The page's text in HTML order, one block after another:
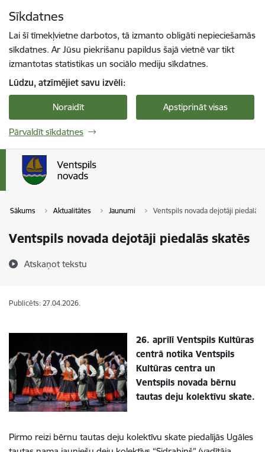
Sīkdatnes
Lai šī tīmekļvietne darbotos, tā izmanto obligāti nepieciešamās
sīkdatnes. Ar Jūsu piekrišanu papildus šajā vietnē var tikt
izmantotas statistikas un sociālo mediju sīkdatnes.
Lūdzu, atzīmējiet savu izvēli:
Noraidīt Apstiprināt visas
Pārvaldīt sīkdatnes
Sākums Aktualitātes Jaunumi Ventspils novada dejotāji piedalās
Ventspils novada dejotāji piedalās skatēs
Atskaņot tekstu
Publicēts: 27.04.2026.
26. aprīlī Ventspils Kultūras
centrā notika Ventspils
Kultūras centra un
Ventspils novada bērnu
tautas deju kolektīvu skate.
Pirmo reizi bērnu tautas deju kolektīvu skate piedalījās Ugāles